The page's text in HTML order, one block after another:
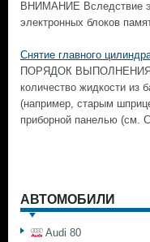
ВНИМАНИЕ Вследствие
электронных блоков
Снятие главного
ПОРЯДОК ВЫПОЛНЕНИЯ
количество жидкости из
(например, старым
приборной панелью (см.
АВТОМОБИЛИ
Audi 80